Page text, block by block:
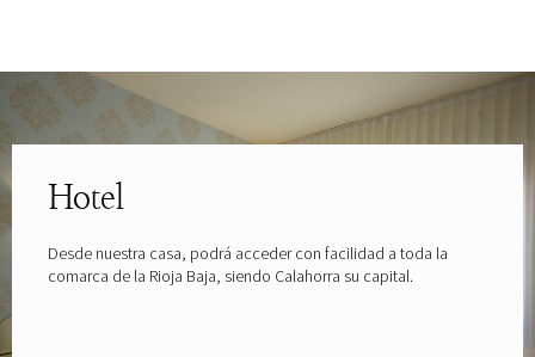
Hotel
Desde nuestra casa, podrá acceder con facilidad a toda la
comarca de la Rioja Baja, siendo Calahorra su capital.